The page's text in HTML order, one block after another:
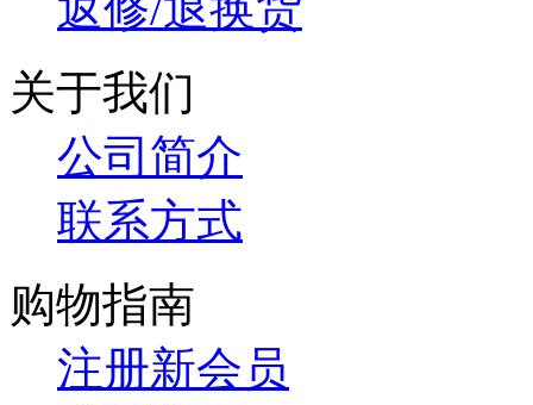
关于我们
公司简介
联系方式
购物指南
注册新会员